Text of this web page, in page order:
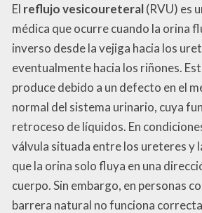
El reflujo vesicoureteral(RVU) es
médica que ocurre cuando la orina
inverso desde la vejiga hacia los
eventualmente hacia los riñones.
produce debido a un defecto en el
normal del sistema urinario, cuya
retroceso de líquidos. En
válvula situada entre los ureteres y
que la orina solo fluya en una
cuerpo. Sin embargo, en personas
barrera natural no funciona